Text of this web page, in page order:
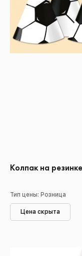
Колпак на
Тип цены: Розница
Цена скрыта